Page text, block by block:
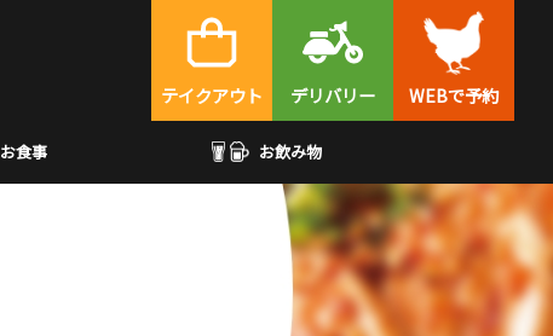
テイクアウト デリバリー WEBで予約
お食事 お飲み物